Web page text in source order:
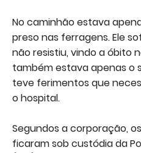
No caminhão estava
preso nas ferragens. Ele
não resistiu, vindo a óbito
também estava apenas o
teve ferimentos que
o hospital.
Segundos a corporação,
ficaram sob custódia da